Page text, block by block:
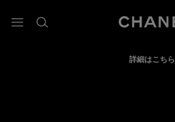
メニュー - メインナビゲーション
- メインナビゲーション
検索
詳細はこちら